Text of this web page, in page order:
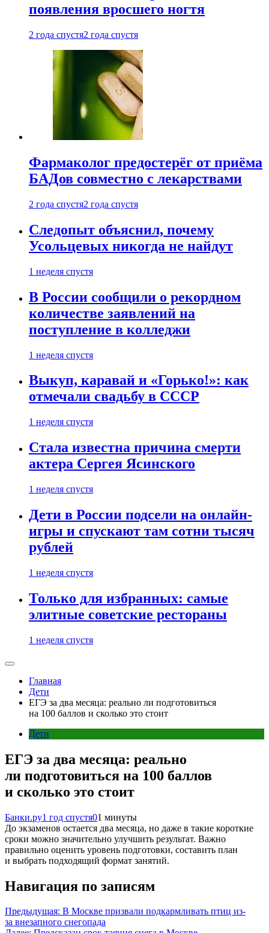
появления вросшего ногтя
2 года спустя2 года спустя
Фармаколог предостерёг от приёма
БАДов совместно с лекарствами
2 года спустя2 года спустя
Следопыт объяснил, почему
Усольцевых никогда не найдут
1 неделя спустя
В России сообщили о рекордном
количестве заявлений на
поступление в колледжи
1 неделя спустя
Выкуп, каравай и «Горько!»: как
отмечали свадьбу в СССР
1 неделя спустя
Стала известна причина смерти
актера Сергея Ясинского
1 неделя спустя
Дети в России подсели на онлайн-
игры и спускают там сотни тысяч
рублей
1 неделя спустя
Только для избранных: самые
элитные советские рестораны
1 неделя спустя
Главная
Дети
ЕГЭ за два месяца: реально ли подготовиться
на 100 баллов и сколько это стоит
Дети
ЕГЭ за два месяца: реально
ли подготовиться на 100 баллов
и сколько это стоит
Банки.ру1 год спустя01 минуты
До экзаменов остается два месяца, но даже в такие короткие
сроки можно значительно улучшить результат. Важно
правильно оценить уровень подготовки, составить план
и выбрать подходящий формат занятий.
Навигация по записям
Предыдущая: В Москве призвали подкармливать птиц из-
за внезапного снегопада